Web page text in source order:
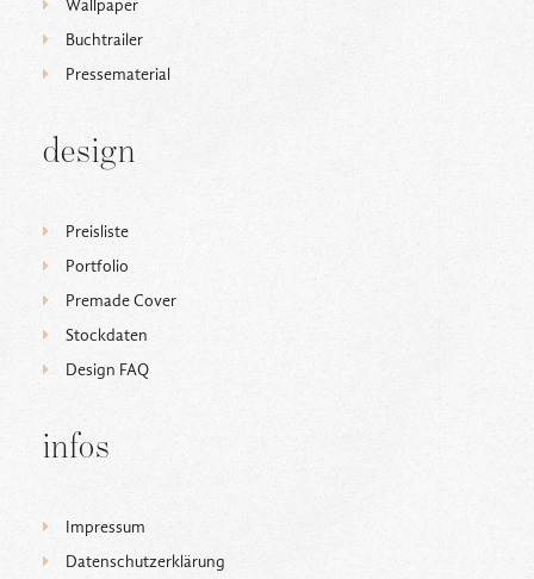
Wallpaper
Buchtrailer
Pressematerial
design
Preisliste
Portfolio
Premade Cover
Stockdaten
Design FAQ
infos
Impressum
Datenschutzerklärung